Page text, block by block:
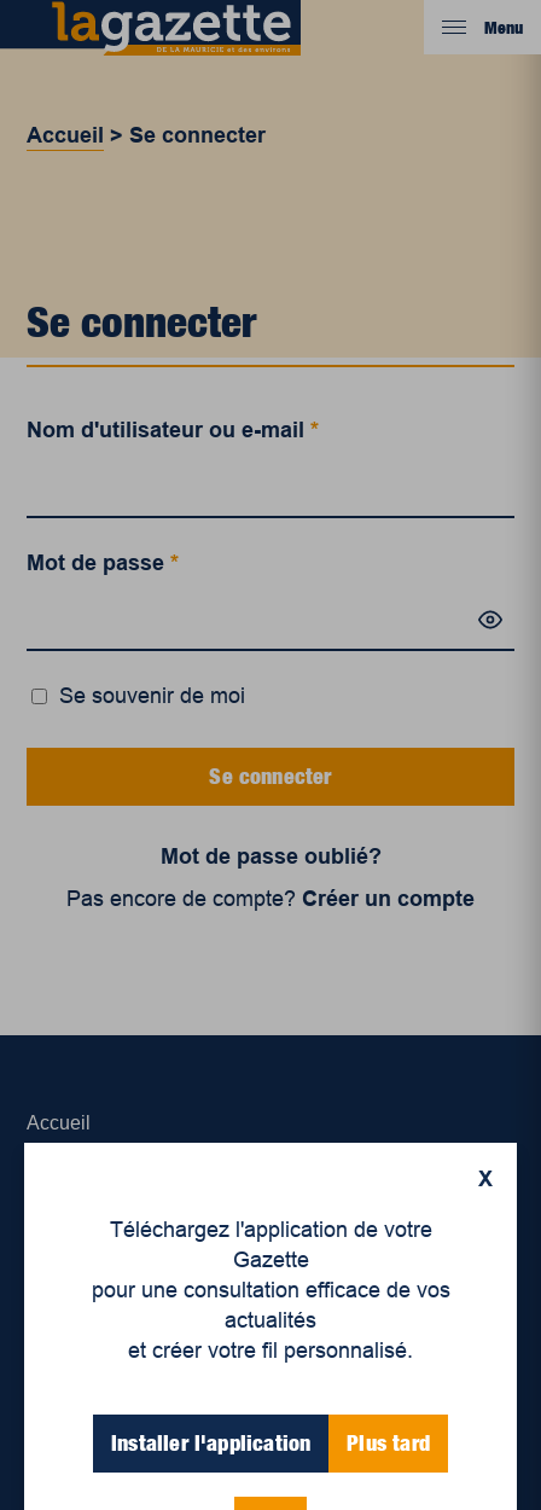
Menu
Accueil >Se connecter
Se connecter
Nom d'utilisateur ou e-mail*
Mot de passe*
Se souvenir de moi
Se connecter
Mot de passe oublié?
Pas encore de compte? Créer un compte
X
Téléchargez l'application de votre
Gazette
pour une consultation efficace de vos
actualités
et créer votre fil personnalisé.
Installer l'application Plus tard
Accueil
Déontologie et confidentialité
Devenir partenaire
Lieux de distribution
Nous joindre
Parutions numériques